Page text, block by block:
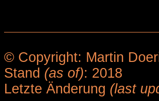
© Copyright: Martin
Stand (as of): 2018
Letzte Änderung (last